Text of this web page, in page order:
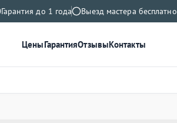
Гарантия до 1 года Выезд мастера бесплатно
ЦеныГарантияОтзывыКонтакты